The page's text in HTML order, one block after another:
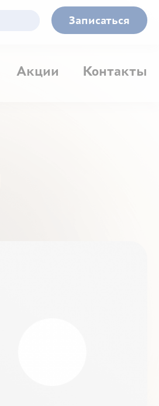
Записаться
Акции Контакты